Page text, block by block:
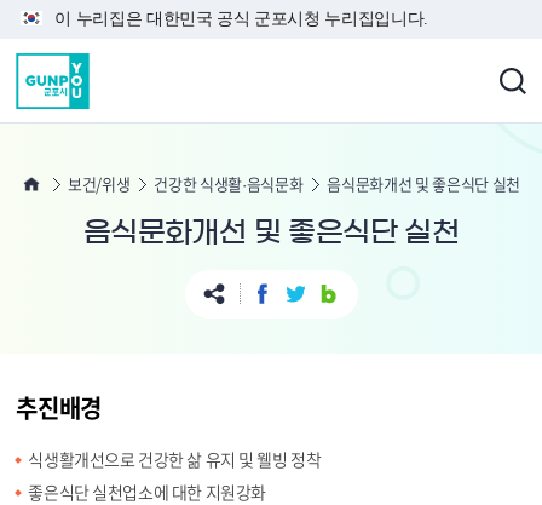
본문 바로가기
이 누리집은 대한민국 공식 군포시청 누리집입니다.
보건/위생 건강한 식생활·음식문화 음식문화개선 및 좋은식단 실천
음식문화개선 및 좋은식단 실천
추진배경
식생활개선으로 건강한 삶 유지 및 웰빙 정착
좋은식단 실천업소에 대한 지원강화